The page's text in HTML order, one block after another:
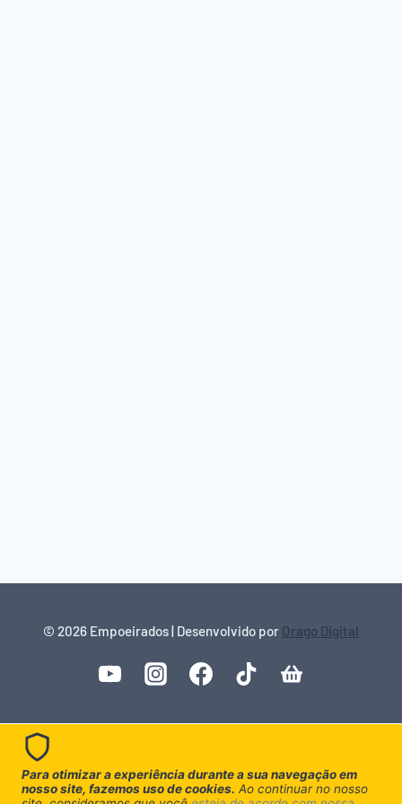
© 2026 Empoeirados | Desenvolvido por Orago Digital
Para otimizar a experiência durante a sua navegação em
nosso site, fazemos uso de cookies. Ao continuar no nosso